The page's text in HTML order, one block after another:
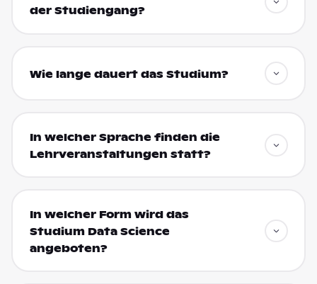
der Studiengang?
Wie lange dauert das Studium?
In welcher Sprache finden die
Lehrveranstaltungen statt?
In welcher Form wird das
Studium Data Science
angeboten?